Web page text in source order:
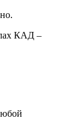
КАД –